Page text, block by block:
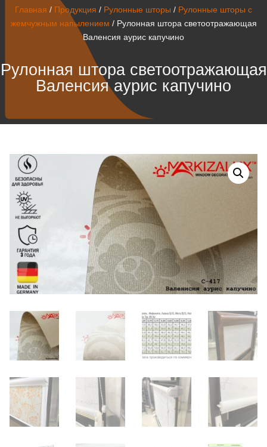
Главная / Продукция / Рулонные шторы / Рулонные шторы с
жемчужным напылением / Рулонная штора светоотражающая
Валенсия аурис капучино
Рулонная штора светоотражающая
Валенсия аурис капучино